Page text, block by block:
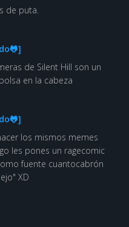
de puta.
de Silent Hill son un
en la cabeza
los mismos memes
les pones un ragecomic
fuente cuantocabrón
XD